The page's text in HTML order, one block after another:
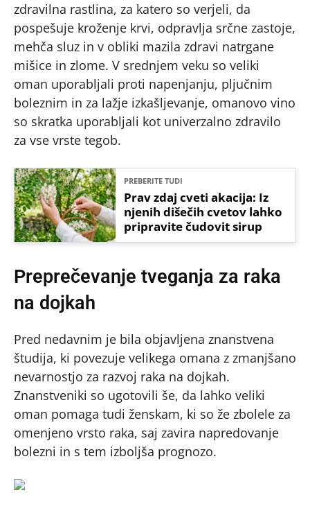
zdravilna rastlina, za katero so verjeli, da
pospešuje kroženje krvi, odpravlja srčne zastoje,
mehča sluz in v obliki mazila zdravi natrgane
mišice in zlome. V srednjem veku so veliki
oman uporabljali proti napenjanju, pljučnim
boleznim in za lažje izkašljevanje, omanovo vino
so skratka uporabljali kot univerzalno zdravilo
za vse vrste tegob.
PREBERITE TUDI
Prav zdaj cveti akacija: Iz
njenih dišečih cvetov lahko
pripravite čudovit sirup
Preprečevanje tveganja za raka
na dojkah
Pred nedavnim je bila objavljena znanstvena
študija, ki povezuje velikega omana z zmanjšano
nevarnostjo za razvoj raka na dojkah.
Znanstveniki so ugotovili še, da lahko veliki
oman pomaga tudi ženskam, ki so že zbolele za
omenjeno vrsto raka, saj zavira napredovanje
bolezni in s tem izboljša prognozo.